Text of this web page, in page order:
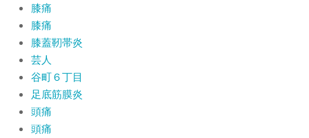
膝痛
膝痛
膝蓋靭帯炎
芸人
谷町６丁目
足底筋膜炎
頭痛
頭痛